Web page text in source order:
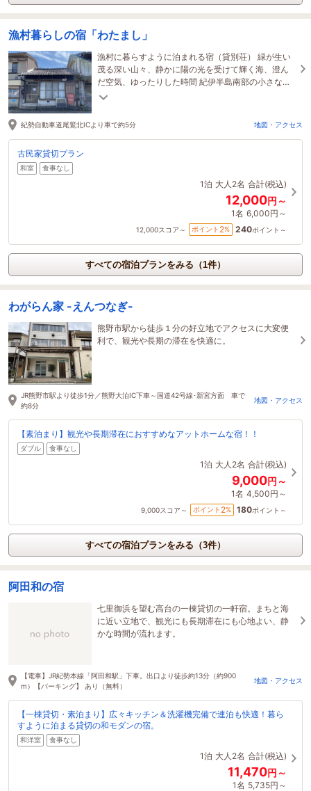
漁村暮らしの宿「わたまし」
漁村に暮らすように泊まれる宿（貸別荘） 緑が生い
茂る深い山々、静かに陽の光を受けて輝く海、澄ん
だ空気、ゆったりした時間 紀伊半島南部の小さな入
江に位置する尾鷲市の市街地で「田舎で暮らす」を
紀勢自動車道尾鷲北ICより車で約5分 地図・アクセス
古民家貸切プラン
和室 食事なし
1泊 大人2名 合計(税込)
12,000円～
1名 6,000円～
12,000スコア～ ポイント 2% 240ポイント～
すべての宿泊プランをみる（1件）
わがらん家 -えんつなぎ-
熊野市駅から徒歩１分の好立地でアクセスに大変便
利で、観光や長期の滞在を快適に。
JR熊野市駅より徒歩1分／熊野大泊IC下車～国道42号線･新宮方面 車で
約8分
地図・アクセス
【素泊まり】観光や長期滞在におすすめなアットホームな宿！！
ダブル 食事なし
1泊 大人2名 合計(税込)
9,000円～
1名 4,500円～
9,000スコア～ ポイント 2% 180ポイント～
すべての宿泊プランをみる（3件）
阿田和の宿
七里御浜を望む高台の一棟貸切の一軒宿。まちと海
に近い立地で、観光にも長期滞在にも心地よい、静
かな時間が流れます。
【電車】JR紀勢本線「阿田和駅」下車。出口より徒歩約13分（約900
m）【パーキング】 あり（無料）
地図・アクセス
【一棟貸切・素泊まり】広々キッチン＆洗濯機完備で連泊も快適！暮ら
すように泊まる貸切の和モダンの宿。
和洋室 食事なし
1泊 大人2名 合計(税込)
11,470円～
1名 5,735円～